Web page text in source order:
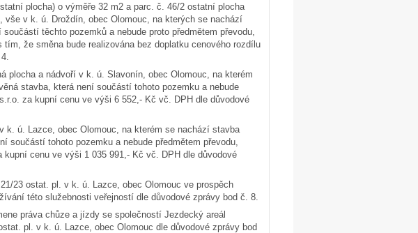
plocha) o výměře 32 m2 a parc. č. 46/2 ostatní plocha
vše v k. ú. Droždín, obec Olomouc, na kterých se nachází
těchto pozemků a nebude proto předmětem převodu,
že směna bude realizována bez doplatku cenového rozdílu
plocha a nádvoří v k. ú. Slavonín, obec Olomouc, na kterém
stavba, která není součástí tohoto pozemku a nebude
za kupní cenu ve výši 6 552,- Kč vč. DPH dle důvodové
k. ú. Lazce, obec Olomouc, na kterém se nachází stavba
součástí tohoto pozemku a nebude předmětem převodu,
cenu ve výši 1 035 991,- Kč vč. DPH dle důvodové
23 ostat. pl. v k. ú. Lazce, obec Olomouc ve prospěch
této služebnosti veřejností dle důvodové zprávy bod č. 8.
práva chůze a jízdy se společností Jezdecký areál
pl. v k. ú. Lazce, obec Olomouc dle důvodové zprávy bod